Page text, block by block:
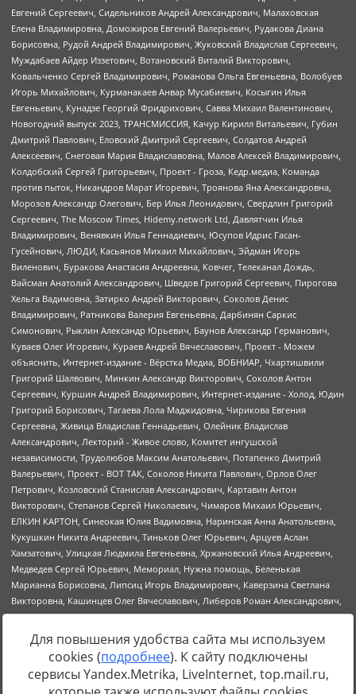
https://minjust.gov.ru/uploaded/files/reestr-
inostrannyih-agentov-22-03-2024.pdfданные на22.03.2024
Для повышения удобства сайта мы используем
cookies (подробнее). К сайту подключены
сервисы Yandex.Metrika, LiveInternet, top.mail.ru,